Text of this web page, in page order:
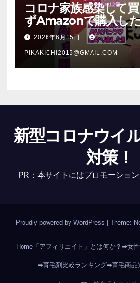
コロナ家族感染して
ずAmazonで購入し
介 #Shorts
2026年6月15日
PIKAKICHI2015@GMAIL.COM
新型コロナウイ
対策！
PR：本サイトにはプロモーショ
Proudly powered by WordPress Theme:
Home「アフィリエイト」とは何か？ ➡女性
➡育毛剤比較ランキング➡育毛商品